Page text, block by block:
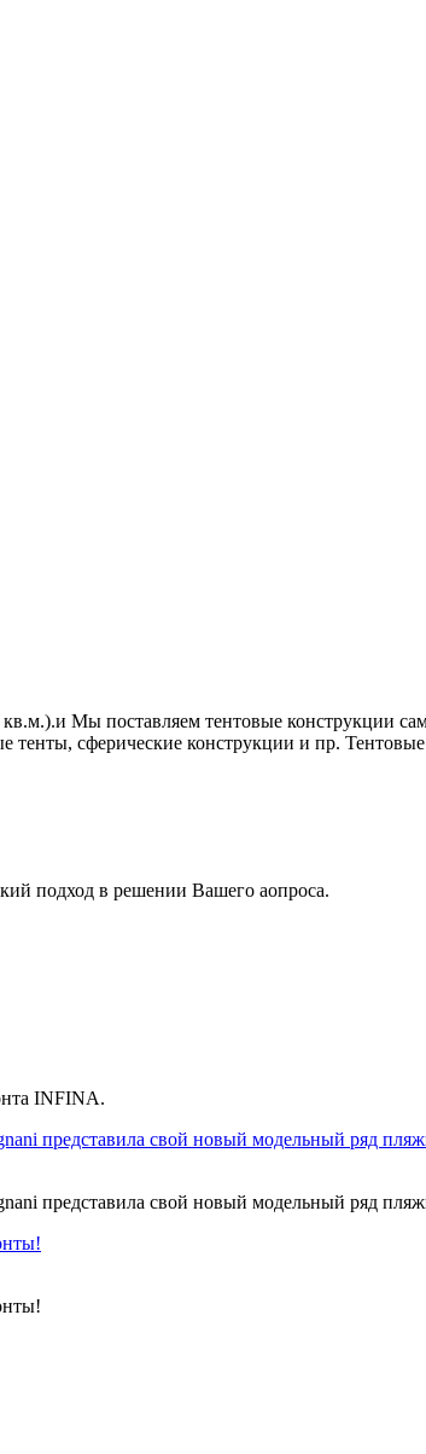
Мы поставляем тентовые конструкции
сферические конструкции и пр.
подход в решении Вашего аопроса.
INFINA.
представила свой новый модельный ряд
представила свой новый модельный ряд